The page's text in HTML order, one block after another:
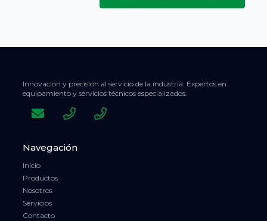
Innovación y precisión al servicio de la industria. Expertos en
equipamiento y servicios técnicos especializados.
Navegación
Inicio
Productos
Nosotros
Servicios
Contacto